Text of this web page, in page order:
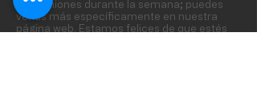
de reuniones durante la semana; puedes
verlas más específicamente en nuestra
página web. Estamos felices de que estés